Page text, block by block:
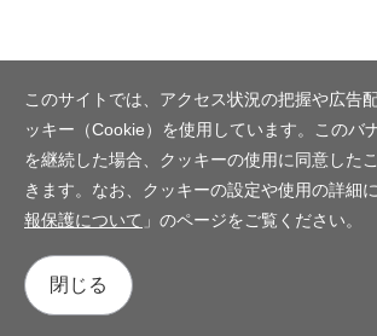
このサイトでは、アクセス状況の把握や広告
ッキー（Cookie）を使用しています。このバ
を継続した場合、クッキーの使用に同意した
きます。なお、クッキーの設定や使用の詳細
報保護について 」のページをご覧ください。
閉じる